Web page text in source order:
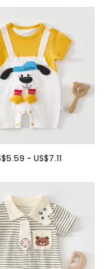
- US$7.11